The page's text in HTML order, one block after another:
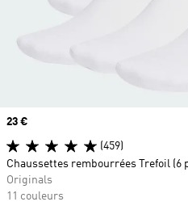
Prix
23 €
(459)
Chaussettes rembourrées Trefoil (6
Originals
11 couleurs